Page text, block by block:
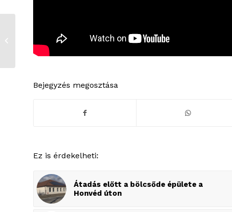
Bejegyzés megosztása
Ez is érdekelheti:
Átadás előtt a bölcsőde épülete a
Honvéd úton
üzemet hoz létre a